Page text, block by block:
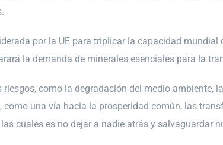
por la UE para triplicar la capacidad
la demanda de minerales esenciales para la
como la degradación del medio
una vía hacia la prosperidad común, las
cuales es no dejar a nadie atrás y salvaguardar